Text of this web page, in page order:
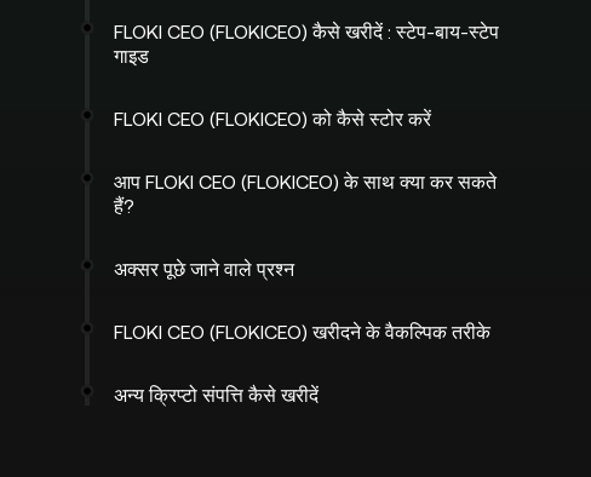
FLOKI CEO (FLOKICEO) कैसे खरीदें : स्टेप-बाय-स्टेप
गाइड
FLOKI CEO (FLOKICEO) को कैसे स्टोर करें
आप FLOKI CEO (FLOKICEO) के साथ क्या कर सकते
हैं?
अक्सर पूछे जाने वाले प्रश्न
FLOKI CEO (FLOKICEO) खरीदने के वैकल्पिक तरीके
अन्य क्रिप्टो संपत्ति कैसे खरीदें